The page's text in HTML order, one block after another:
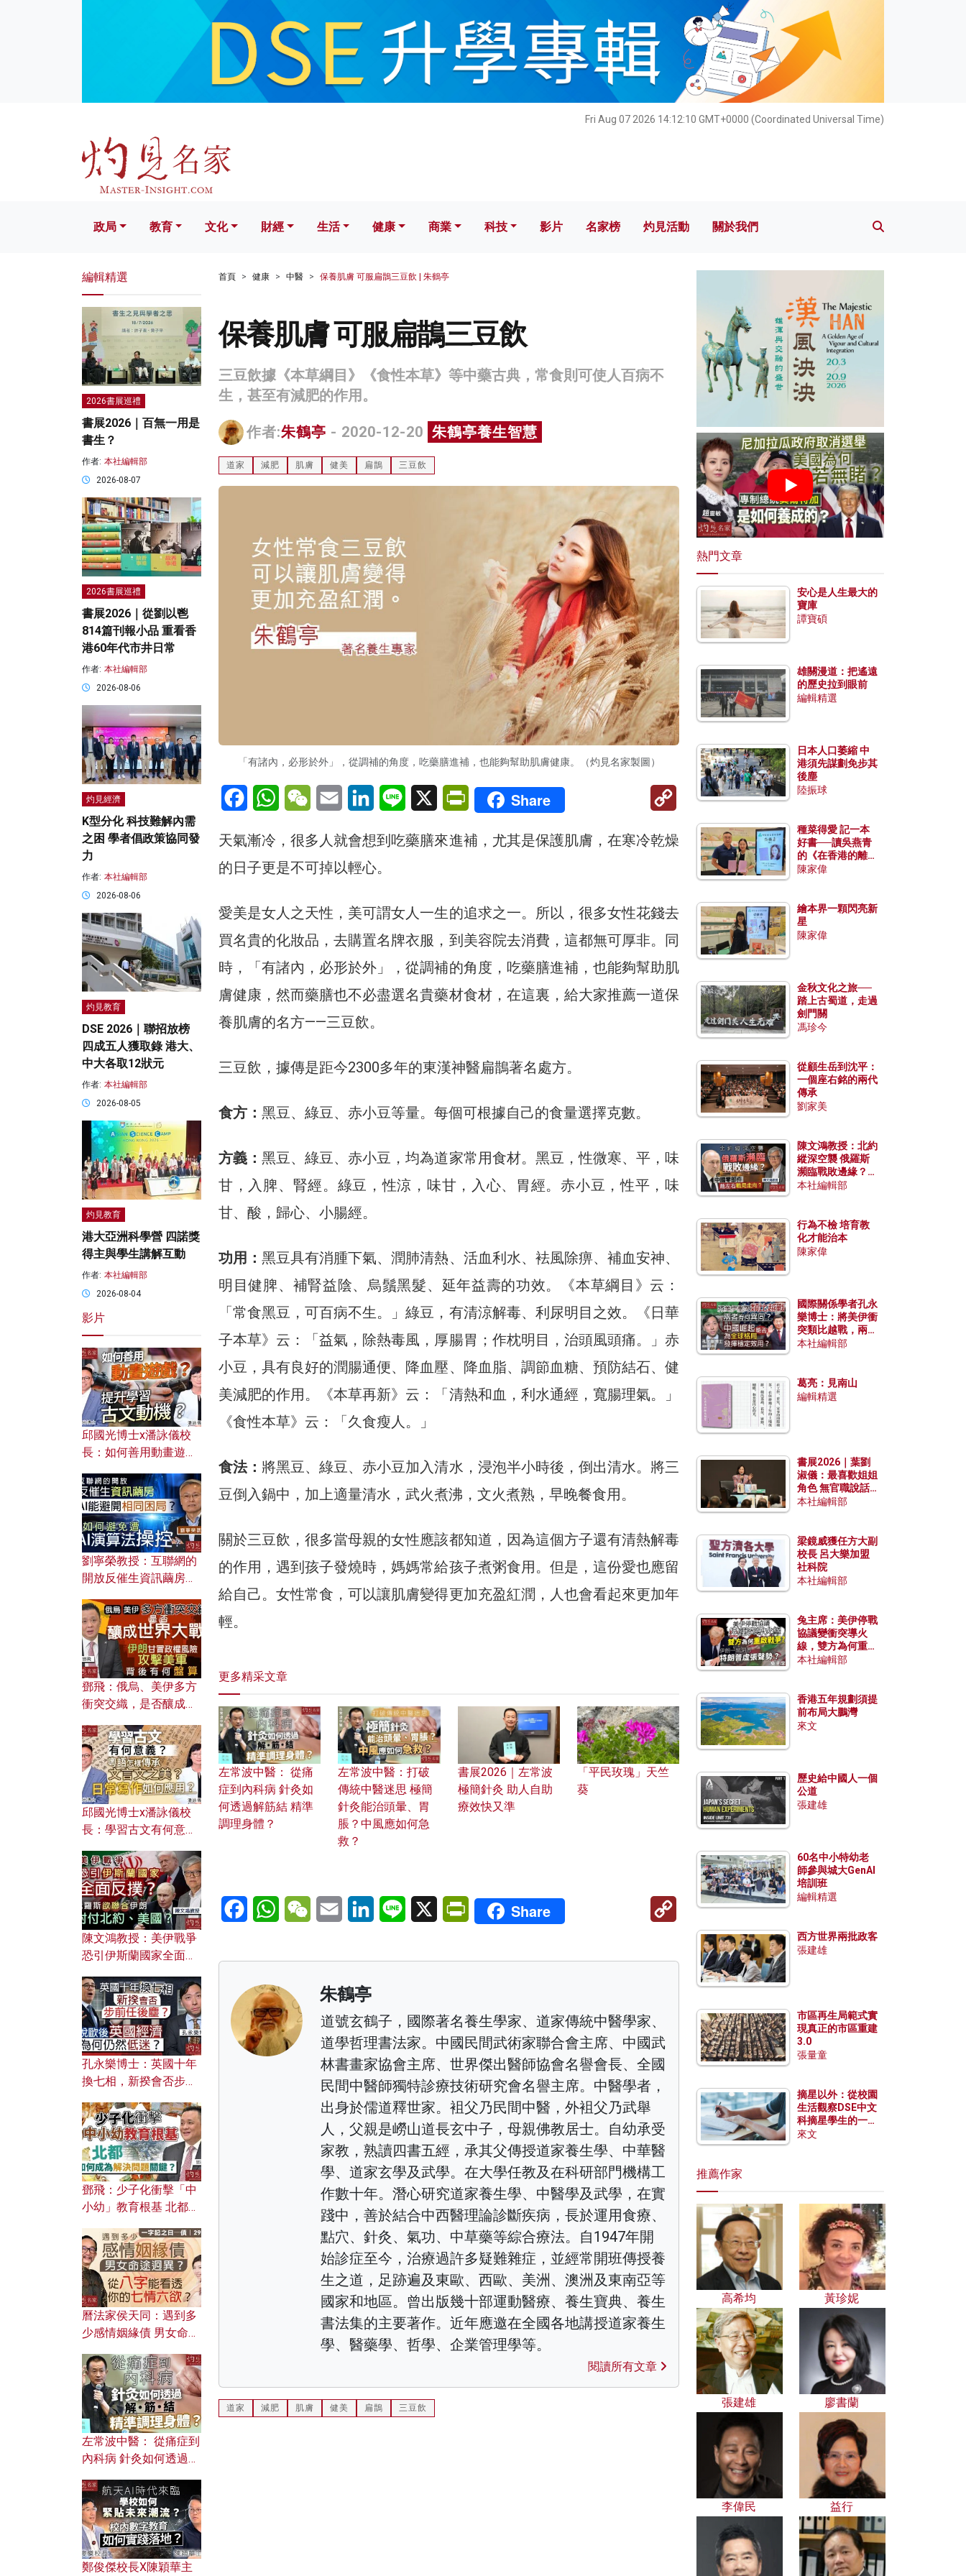
Fri Aug 07 2026 14:12:12 GMT+0000 (Coordinated Universal Time)
文化 財經 生活 健康 科技 影片 名家榜 灼見活動 關於我們
政局 教育 文化 財經 生活 健康 商業 科技 影片 名家榜 灼見活動 關於我們
首頁 健康 中醫 保養肌膚 可服扁鵲三豆飲 | 朱鶴亭
保養肌膚 可服扁鵲三豆飲
三豆飲據《本草綱目》《食性本草》等中藥古典，常食則可使人百病不
生，甚至有減肥的作用。
作者:朱鶴亭 - 2020-12-20 朱鶴亭養生智慧
道家 減肥 肌膚 健美 扁鵲 三豆飲
「有諸內，必形於外」，從調補的角度，吃藥膳進補，也能夠幫助肌膚健康。（灼見名家製圖）
FacebookWhatsAppWeChatEmail LinkedInLine X PrintFriendly
Share
Copy
Link
天氣漸冷，很多人就會想到吃藥膳來進補，尤其是保護肌膚，在寒冷乾燥
的日子更是不可掉以輕心。
愛美是女人之天性，美可謂女人一生的追求之一。所以，很多女性花錢去
買名貴的化妝品，去購置名牌衣服，到美容院去消費，這都無可厚非。同
時，「有諸內，必形於外」，從調補的角度，吃藥膳進補，也能夠幫助肌
膚健康，然而藥膳也不必盡選名貴藥材食材，在這裏，給大家推薦一道保
養肌膚的名方——三豆飲。
三豆飲，據傳是距今2300多年的東漢神醫扁鵲著名處方。
食方： 黑豆、綠豆、赤小豆等量。每個可根據自己的食量選擇克數。
方義：黑豆、綠豆、赤小豆，均為道家常用食材。黑豆，性微寒、平，味
甘，入脾、腎經。綠豆，性涼，味甘，入心、胃經。赤小豆，性平，味
甘、酸，歸心、小腸經。
功用：黑豆具有消腫下氣、潤肺清熱、活血利水、袪風除痹、補血安神、
明目健脾、補腎益陰、烏鬚黑髮、延年益壽的功效。《本草綱目》云：
「常食黑豆，可百病不生。」綠豆，有清涼解毒、利尿明目之效。《日華
子本草》云：「益氣，除熱毒風，厚腸胃；作枕明目，治頭風頭痛。」赤
小豆，具有良好的潤腸通便、降血壓、降血脂、調節血糖、預防結石、健
美減肥的作用。《本草再新》云：「清熱和血，利水通經，寬腸理氣。」
《食性本草》云：「久食瘦人。」
食法： 將黑豆、綠豆、赤小豆加入清水，浸泡半小時後，倒出清水。將三
豆倒入鍋中，加上適量清水，武火煮沸，文火煮熟，早晚餐食用。
關於三豆飲，很多當母親的女性應該都知道，因為這個方子還有清熱解毒
的作用，遇到孩子發燒時，媽媽常給孩子煮粥食用。但是，這份愛也應留
給自己。女性常食，可以讓肌膚變得更加充盈紅潤，人也會看起來更加年
輕。
更多精采文章
左常波中醫： 從痛
症到內科病 針灸如
何透過解筋結 精準
調理身體？
左常波中醫：打破
傳統中醫迷思 極簡
針灸能治頭暈、胃
脹？中風應如何急
救？
書展2026｜左常波
極簡針灸 助人自助
療效快又準
「平民玫瑰」天竺
葵
FacebookWhatsAppWeChatEmail LinkedInLine X PrintFriendly
Share
Copy
朱鶴亭
道號玄鶴子，國際著名養生學家、道家傳統中醫學家、
道學哲理書法家。中國民間武術家聯合會主席、中國武
林書畫家協會主席、世界傑出醫師協會名譽會長、全國
民間中醫師獨特診療技術研究會名譽主席。中醫學者，
出身於儒道釋世家。袓父乃民間中醫，外袓父乃武舉
人，父親是嶗山道長玄中子，母親佛教居士。自幼承受
家教，熟讀四書五經，承其父傳授道家養生學、中華醫
學、道家玄學及武學。在大學任教及在科研部門機構工
作數十年。潛心研究道家養生學、中醫學及武學，在實
踐中，善於結合中西醫理論診斷疾病，長於運用食療、
點穴、針灸、氣功、中草藥等綜合療法。自1947年開
始診症至今，治療過許多疑難雜症，並經常開班傳授養
生之道，足跡遍及東歐、西歐、美洲、澳洲及東南亞等
國家和地區。曾出版幾十部運動醫療、養生寶典、養生
書法集的主要著作。近年應邀在全國各地講授道家養生
學、醫藥學、哲學、企業管理學等。
閱讀所有文章
道家 減肥 肌膚 健美 扁鵲 三豆飲
編輯精選
2026書展巡禮
書展2026｜百無一用是
書生？
作者: 本社編輯部
2026-08-07
2026書展巡禮
書展2026｜從劉以鬯
814篇刊報小品 重看香
港60年代市井日常
作者: 本社編輯部
2026-08-06
灼見經濟
K型分化 科技難解內需
之困 學者倡政策協同發
力
作者: 本社編輯部
2026-08-06
灼見教育
DSE 2026｜聯招放榜
四成五人獲取錄 港大、
中大各取12狀元
作者: 本社編輯部
2026-08-05
灼見教育
港大亞洲科學營 四諾獎
得主與學生講解互動
作者: 本社編輯部
2026-08-04
影片
邱國光博士x潘詠儀校
長：如何善用動畫遊戲
劉寧榮教授：互聯網的
開放反催生資訊繭房，
何避免遭AI演算法操
控？
鄧飛：俄烏、美伊多方
衝突交織，是否釀成世
風險攻擊美軍，背後有
何盤算？
邱國光博士x潘詠儀校
長：學習古文有何意
文之美？ 日常寫作如何
應用？
陳文鴻教授：美伊戰爭
恐引伊斯蘭國家全面反
對付北約美國？
孔永樂博士：英國十年
換七相，新揆會否步前
濟為何仍然低迷？
鄧飛：少子化衝擊「中
小幼」教育根基 北都如
曆法家侯天同：遇到多
少感情姻緣債 男女命途
的七情六欲？
左常波中醫： 從痛症到
內科病 針灸如何透過解
鄭俊傑校長X陳穎華主
熱門文章
安心是人生最大的
寶庫
譚寶碩
雄關漫道：把遙遠
的歷史拉到眼前
編輯精選
日本人口萎縮 中
港須先謀劃免步其
後塵
陸振球
種菜得愛 記一本
好書──讀吳燕青
的《在香港的離島
種菜》
陳家偉
繪本界一顆閃亮新
星
陳家偉
金秋文化之旅──
踏上古蜀道，走過
劍門關
馮珍今
從顧生岳到沈平：
一個座右銘的兩代
傳承
劉家美
陳文鴻教授：北約
縱深空襲 俄羅斯
瀕臨戰敗邊緣？中
國零部件能左右戰
本社編輯部
行為不檢 培育教
化才能治本
陳家偉
國際關係學者孔永
樂博士：將美伊衝
突類比越戰，兩者
有何異同？中國崛
本社編輯部
葛亮：見南山
編輯精選
書展2026｜葉劉
淑儀：最喜歡姐姐
角色 無官職說話
包袱少
本社編輯部
梁鏡威獲任方大副
校長 呂大樂加盟
社科院
本社編輯部
兔主席：美伊停戰
協議變衝突導火
線，雙方為何重啟
戰爭？伊朗一早洞
本社編輯部
香港五年規劃須提
前布局大鵬灣
來文
歷史給中國人一個
公道
張建雄
60名中小特幼老
師參與城大GenAI
培訓班
編輯精選
西方世界兩批政客
張建雄
市區再生局範式實
現真正的市區重建
3.0
張量童
摘星以外：從校園
生活觀察DSE中文
科摘星學生的一點
特質
來文
推薦作家
高希均 黃珍妮
張建雄 廖書蘭
李偉民 益行